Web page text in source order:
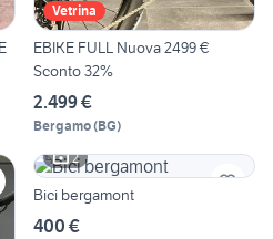
Vetrina
EBIKE FULL Nuova 2499 €
Sconto 32%
2.499 €
Bergamo(BG)
2
Bici bergamont
400 €